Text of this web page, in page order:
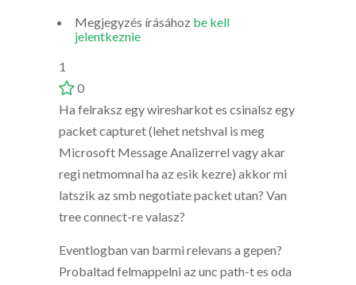
Megjegyzés írásához be kell
jelentkeznie
1
0
Ha felraksz egy wiresharkot es csinalsz egy
packet capturet (lehet netshval is meg
Microsoft Message Analizerrel vagy akar
regi netmomnal ha az esik kezre) akkor mi
latszik az smb negotiate packet utan? Van
tree connect-re valasz?
Eventlogban van barmi relevans a gepen?
Probaltad felmappelni az unc path-t es oda